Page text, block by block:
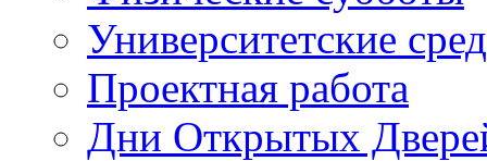
Университетские
Проектная работа
Дни Открытых